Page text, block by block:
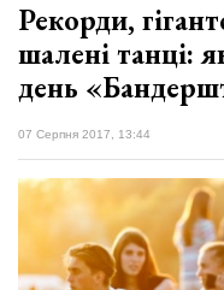
Рекорди,
шалені танці:
день
07 Серпня 2017, 13:44